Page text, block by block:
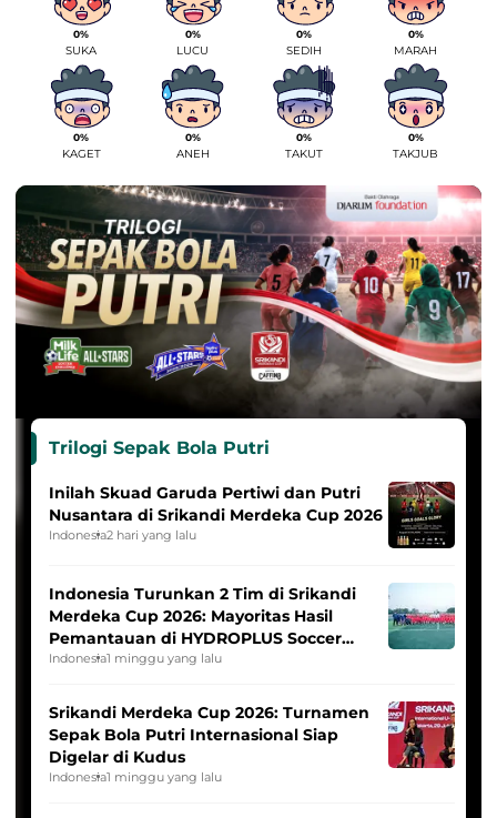
0%
SUKA
0%
LUCU
0%
SEDIH
0%
MARAH
0%
KAGET
0%
ANEH
0%
TAKUT
0%
TAKJUB
Trilogi Sepak Bola Putri
Inilah Skuad Garuda Pertiwi dan Putri
Nusantara di Srikandi Merdeka Cup 2026
Indonesia2 hari yang lalu
Indonesia Turunkan 2 Tim di Srikandi
Merdeka Cup 2026: Mayoritas Hasil
Pemantauan di HYDROPLUS Soccer
League
Indonesia1 minggu yang lalu
Srikandi Merdeka Cup 2026: Turnamen
Sepak Bola Putri Internasional Siap
Digelar di Kudus
Indonesia1 minggu yang lalu